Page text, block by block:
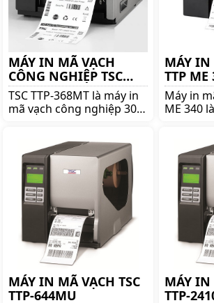
MÁY IN MÃ VẠCH
CÔNG NGHIỆP TSC
TTP-368MT
TSC TTP-368MT là máy in
mã vạch công nghiệp 300
in mã vạch TSC TTP-
368MT chính hãng giá tốt
lên ngay shoppos.vn
MÁY IN
TTP ME
Máy in
ME 340
340 lên
để
đãi và
MÁY IN MÃ VẠCH TSC
TTP-644MU
MÁY IN
TTP-